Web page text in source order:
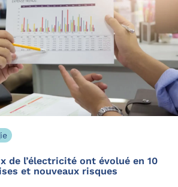
de l’électricité ont évolué en 10
et nouveaux risques